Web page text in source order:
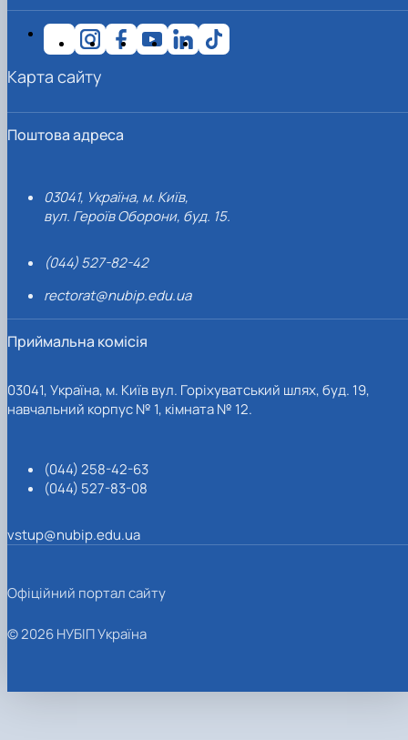
Поштова адреса
03041, Україна, м. Київ,
вул. Героїв Оборони, буд. 15.
(044) 527-82-42
rectorat@nubip.edu.ua
Приймальна комісія
03041, Україна, м. Київ вул. Горіхуватський шлях, буд. 19,
навчальний корпус № 1, кімната № 12.
(044) 258-42-63
(044) 527-83-08
vstup@nubip.edu.ua
Карта сайту
Офіційний портал сайту
© 2026 НУБІП Україна